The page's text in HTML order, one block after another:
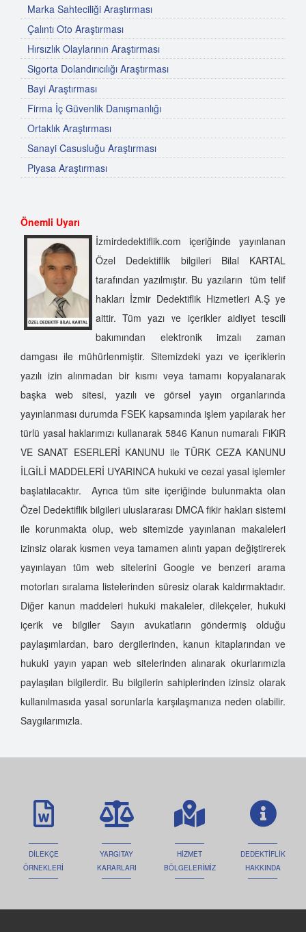
Marka Sahteciliği Araştırması
Çalıntı Oto Araştırması
Hırsızlık Olaylarının Araştırması
Sigorta Dolandırıcılığı Araştırması
Bayi Araştırması
Firma İç Güvenlik Danışmanlığı
Ortaklık Araştırması
Sanayi Casusluğu Araştırması
Piyasa Araştırması
Önemli Uyarı
İzmirdedektiflik.com içeriğinde yayınlanan
Özel Dedektiflik bilgileri Bilal KARTAL
tarafından yazılmıştır. Bu yazıların tüm telif
hakları İzmir Dedektiflik Hizmetleri A.Ş ye
aittir. Tüm yazı ve içerikler aidiyet tescili
bakımından elektronik imzalı zaman
damgası ile mühürlenmiştir. Sitemizdeki yazı ve içeriklerin
yazılı izin alınmadan bir kısmı veya tamamı kopyalanarak
başka web sitesi, yazılı ve görsel yayın organlarında
yayınlanması durumda FSEK kapsamında işlem yapılarak her
türlü yasal haklarımızı kullanarak 5846 Kanun numaralı FiKiR
VE SANAT ESERLERİ KANUNU ile TÜRK CEZA KANUNU
İLGİLİ MADDELERİ UYARINCA hukuki ve cezai yasal işlemler
başlatılacaktır. Ayrıca tüm site içeriğinde bulunmakta olan
Özel Dedektiflik bilgileri uluslararası DMCA fikir hakları sistemi
ile korunmakta olup, web sitemizde yayınlanan makaleleri
izinsiz olarak kısmen veya tamamen alıntı yapan değiştirerek
yayınlayan tüm web sitelerini Google ve benzeri arama
motorları sıralama listelerinden süresiz olarak kaldırmaktadır.
Diğer kanun maddeleri hukuki makaleler, dilekçeler, hukuki
içerik ve bilgiler Sayın avukatların göndermiş olduğu
paylaşımlardan, baro dergilerinden, kanun kitaplarından ve
hukuki yayın yapan web sitelerinden alınarak okurlarımızla
paylaşılan bilgilerdir. Bu bilgilerin sahiplerinden izinsiz olarak
kullanılmasıda yasal sorunlarla karşılaşmanıza neden olabilir.
Saygılarımızla.
DİLEKÇE
ÖRNEKLERİ
YARGITAY
KARARLARI
HİZMET
BÖLGELERİMİZ
DEDEKTİFLİK
HAKKINDA